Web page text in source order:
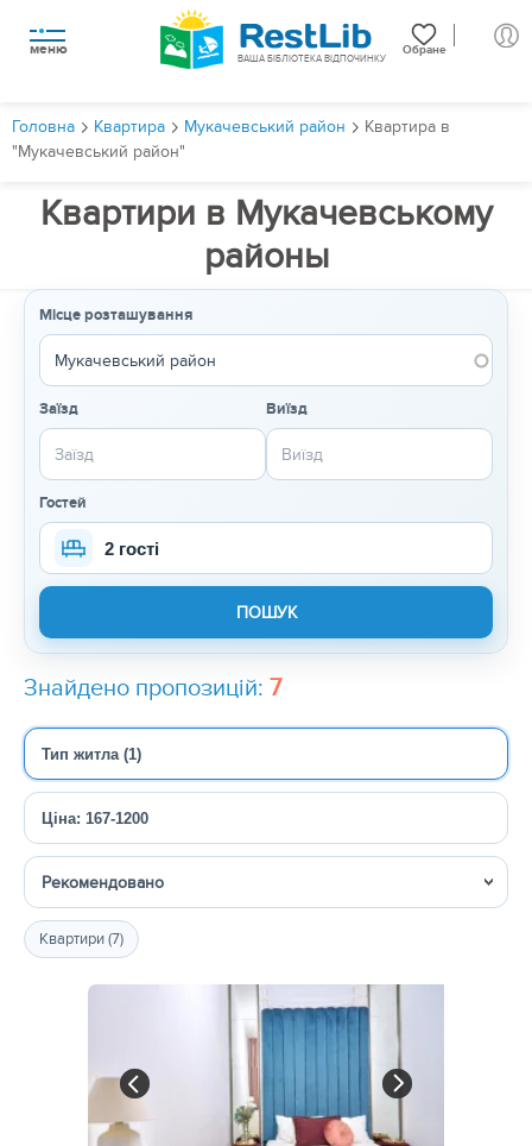
меню Обране
ВАША БІБЛІОТЕКА ВІДПОЧИНКУ
Головна Квартира Мукачевський район
Квартира в
"Мукачевський район"
Квартири в Мукачевському
районы
Місце розташування
Заїзд Виїзд
Гостей
2 гості
Знайдено пропозицій: 7
Тип житла (1)
Ціна: 167-1200
Сортувати
Квартири (7)